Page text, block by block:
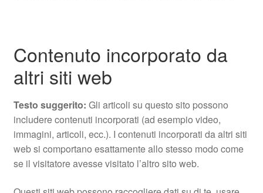
Contenuto incorporato da
altri siti web
Testo suggerito: Gli articoli su questo sito possono
includere contenuti incorporati (ad esempio video,
immagini, articoli, ecc.). I contenuti incorporati da altri siti
web si comportano esattamente allo stesso modo come
se il visitatore avesse visitato l’altro sito web.